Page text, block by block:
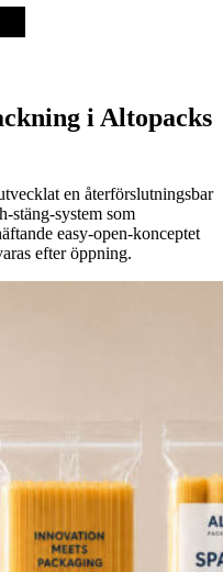
i Altopacks
en återförslutningsbar
stäng-system som
easy-open-konceptet
efter öppning.